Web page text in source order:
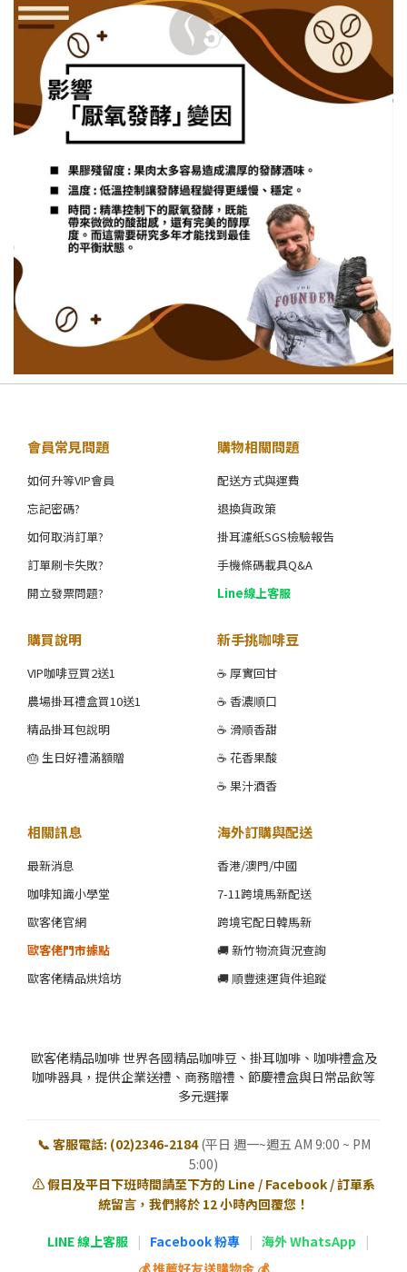
會員常見問題
如何升等VIP會員
忘記密碼?
如何取消訂單?
訂單刷卡失敗?
開立發票問題?
購物相關問題
配送方式與運費
退換貨政策
掛耳濾紙SGS檢驗報告
手機條碼載具Q&A
Line線上客服
購買說明
VIP咖啡豆買2送1
農場掛耳禮盒買10送1
精品掛耳包說明
🎂 生日好禮滿額贈
新手挑咖啡豆
☕ 厚實回甘
☕ 香濃順口
☕ 滑順香甜
☕ 花香果酸
☕ 果汁酒香
相關訊息
最新消息
咖啡知識小學堂
歐客佬官網
歐客佬門市據點
歐客佬精品烘焙坊
海外訂購與配送
香港/澳門/中國
7-11跨境馬新配送
跨境宅配日韓馬新
🚚 新竹物流貨況查詢
🚚 順豐速運貨件追蹤
歐客佬精品咖啡 世界各國精品咖啡豆、掛耳咖啡、咖啡禮盒及
咖啡器具，提供企業送禮、商務贈禮、節慶禮盒與日常品飲等
多元選擇
📞 客服電話: (02)2346-2184 (平日 週一~週五 AM 9:00 ~ PM
5:00)
⚠️ 假日及平日下班時間請至下方的 Line / Facebook / 訂單系
統留言，我們將於 12 小時內回覆您！
LINE 線上客服 | Facebook 粉專 | 海外 WhatsApp
|
💰 推薦好友送購物金 💰